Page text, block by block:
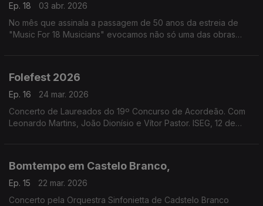
Ep. 18
03 abr. 2026
No mês que assinala a passagem de 50 anos da estreia de
"Music For 18 Musicians" evocamos não só uma das obras
Folefest 2026
Ep. 16
24 mar. 2026
Concerto de Laureados do 19º Concurso de Acordeão. Com
Leonardo Martins, João Dionísio e Vítor Pastor. ISEG, 12 de
Bomtempo em Castelo Branco,
Ep. 15
22 mar. 2026
Concerto pela Orquestra Sinfonietta de Cadstelo Branco